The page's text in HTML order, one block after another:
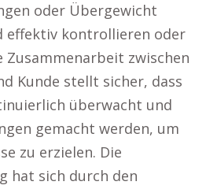
oder Übergewicht
effektiv kontrollieren oder
Zusammenarbeit zwischen
Kunde stellt sicher, dass
überwacht und
gemacht werden, um
zu erzielen. Die
hat sich durch den